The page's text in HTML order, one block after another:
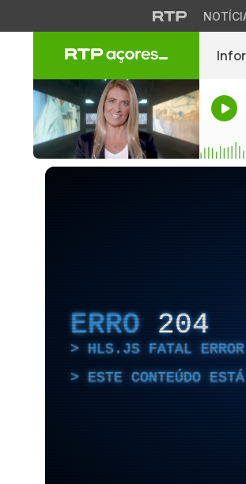
ERRO 204
HLS.JS FATAL
ESTE CONTEÚDO